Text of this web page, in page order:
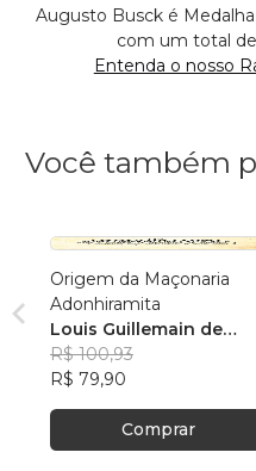
Augusto Busck é
com um total de
Entenda o nosso
Você também
Origem da Maçonaria
Adonhiramita
Louis Guillemain de
Saint-Victor
R$ 100,93
R$ 79,90
Comprar